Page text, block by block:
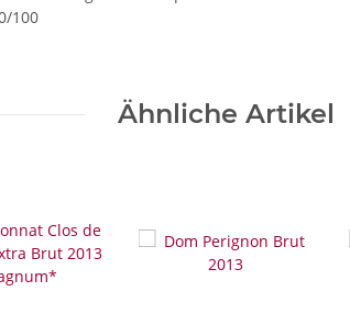
100
Ähnliche Artikel